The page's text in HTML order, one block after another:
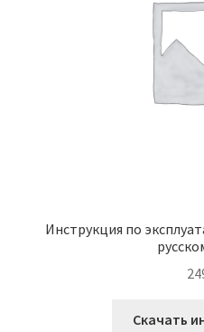
Инструкция по
Скачать